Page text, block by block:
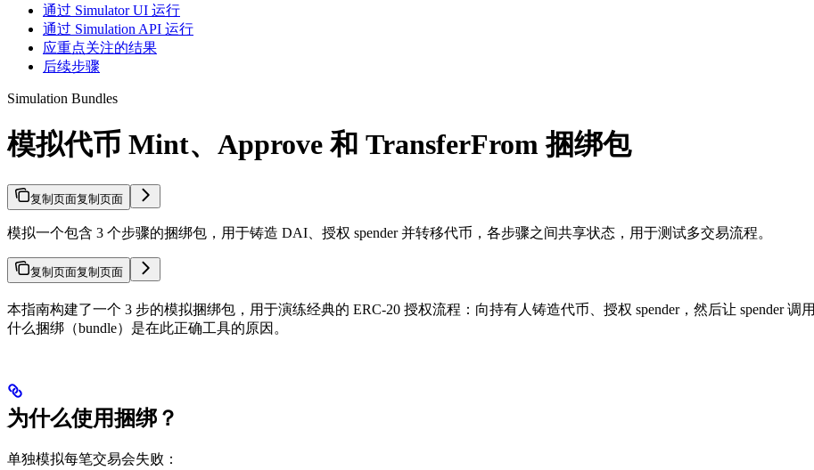
通过 Simulator UI 运行
通过 Simulation API 运行
应重点关注的结果
后续步骤
Simulation Bundles
模拟代币 Mint、Approve 和 TransferFrom 捆绑包
复制页面复制页面
模拟一个包含 3 个步骤的捆绑包，用于铸造 DAI、授权 spender 并转移代币，各步骤之间共享状态，用于测试多交易流程。
复制页面复制页面
本指南构建了一个 3 步的模拟捆绑包，用于演练经典的 ERC-20 授权流程：向持有人铸造代币、授权 spender，然后让 spender 调用
什么捆绑（bundle）是在此正确工具的原因。
为什么使用捆绑？
单独模拟每笔交易会失败：